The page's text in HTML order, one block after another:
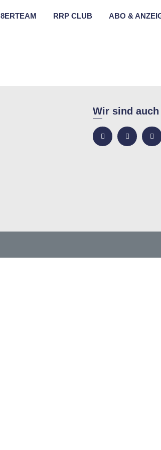
8ERTEAM RRP CLUB ABO &
Wir sind